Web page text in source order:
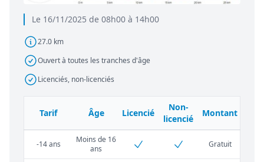
Le 16/11/2025 de 08h00 à 14h00
27.0 km
Ouvert à toutes les tranches d'âge
Licenciés, non-licenciés
Tarif Âge Licencié
Non-
licencié
Montant
-14 ans
Moins de 16
ans
Gratuit